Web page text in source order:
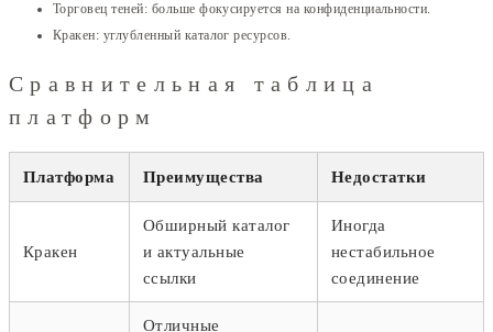
Торговец теней: больше фокусируется на конфиденциальности.
Кракен: углубленный каталог ресурсов.
Сравнительная таблица
платформ
Платформа Преимущества Недостатки
Кракен
Обширный каталог
и актуальные
ссылки
Иногда
нестабильное
соединение
Отличные